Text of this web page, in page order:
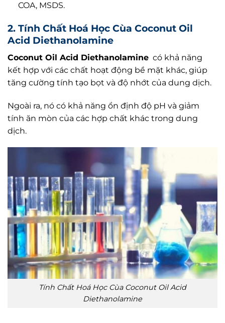
COA, MSDS.
2. Tính Chất Hoá Học Cùa Coconut Oil
Acid Diethanolamine
Coconut Oil Acid Diethanolamine có khả năng
kết hợp với các chất hoạt động bề mặt khác, giúp
tăng cường tính tạo bọt và độ nhớt của dung dịch.
Ngoài ra, nó có khả năng ổn định độ pH và giảm
tính ăn mòn của các hợp chất khác trong dung
dịch.
Tính Chất Hoá Học Cùa Coconut Oil Acid
Diethanolamine